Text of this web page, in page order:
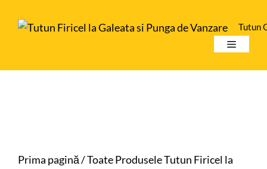
Tutun
Meniu
Prima pagină/Toate Produsele Tutun Firicel la